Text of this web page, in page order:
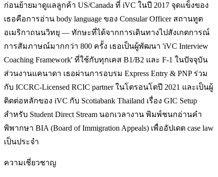
ก่อนย้ายมาดูแลลูกค้า US/Canada ที่ iVC ในปี 2017 จุดแข็งของ
เธอคือการอ่าน body language ของ Consular Officer สถานทูต
อเมริกาถนนวิทยุ — ทักษะที่ได้จากการเดินทางไปสังเกตการณ์
การสัมภาษณ์มากกว่า 800 ครั้ง เธอเป็นผู้พัฒนา 'iVC Interview
Coaching Framework' ที่ใช้กับทุกเคส B1/B2 และ F-1 ในปัจจุบัน
ส่วนงานแคนาดา เธอผ่านการอบรม Express Entry & PNP ร่วม
กับ ICCRC-Licensed RCIC partner ในโตรอนโตปี 2021 และเป็นผู้
ติดต่อหลักของ iVC กับ Scotiabank Thailand เรื่อง GIC Setup
สำหรับ Student Direct Stream นอกเวลางาน พิมพ์ชนกอ่านคำ
พิพากษา BIA (Board of Immigration Appeals) เพื่ออัปเดต case law
เป็นประจำ
ความเชี่ยวชาญ